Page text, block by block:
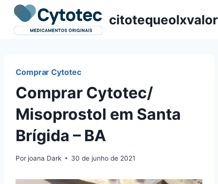
Pular
para
citotequeolxvalor
Comprar Cytotec
Comprar Cytotec/
Misoprostol em Santa
Brígida – BA
Por joana Dark 30 de junho de 2021